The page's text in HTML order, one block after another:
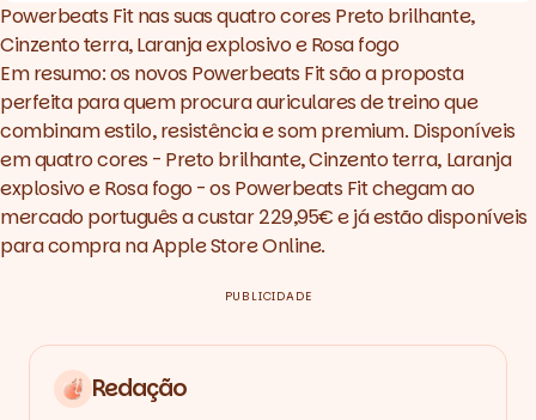
Powerbeats Fit nas suas quatro cores Preto brilhante,
Cinzento terra, Laranja explosivo e Rosa fogo
Em resumo: os novos Powerbeats Fit são a proposta
perfeita para quem procura auriculares de treino que
combinam estilo, resistência e som premium. Disponíveis
em quatro cores - Preto brilhante, Cinzento terra, Laranja
explosivo e Rosa fogo - os Powerbeats Fit chegam ao
mercado português a custar 229,95€ ejá estão disponíveis
para compra na Apple Store Online.
PUBLICIDADE
Redação